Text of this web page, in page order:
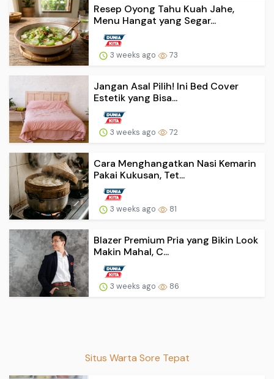
Resep Oyong Tahu Kuah Jahe,
Menu Hangat yang Segar...
3 weeks ago 73
Jangan Asal Pilih! Ini Bed Cover
Estetik yang Bisa...
3 weeks ago 72
Cara Menghangatkan Nasi Kemarin
Pakai Kukusan, Tet...
3 weeks ago 81
Blazer Premium Pria yang Bikin Look
Makin Mahal, C...
3 weeks ago 86
Situs Warta Sore Tepat